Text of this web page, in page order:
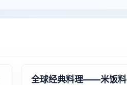
全球经典料理——米饭料